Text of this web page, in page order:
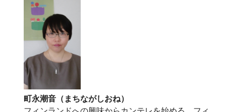
町永潮音（まちながしおね）